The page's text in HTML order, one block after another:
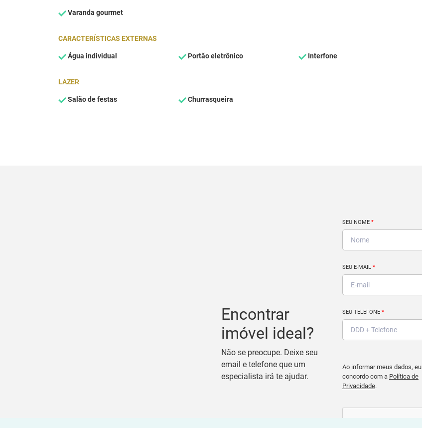
Varanda gourmet
CARACTERÍSTICAS EXTERNAS
Água individual Portão eletrônico Interfone
LAZER
Salão de festas Churrasqueira
Encontrar
imóvel ideal?
Não se preocupe. Deixe seu
email e telefone que um
especialista irá te ajudar.
SEU NOME *
SEU E-MAIL *
SEU TELEFONE *
Ao informar meus dados, eu
concordo com a Política de
Privacidade.